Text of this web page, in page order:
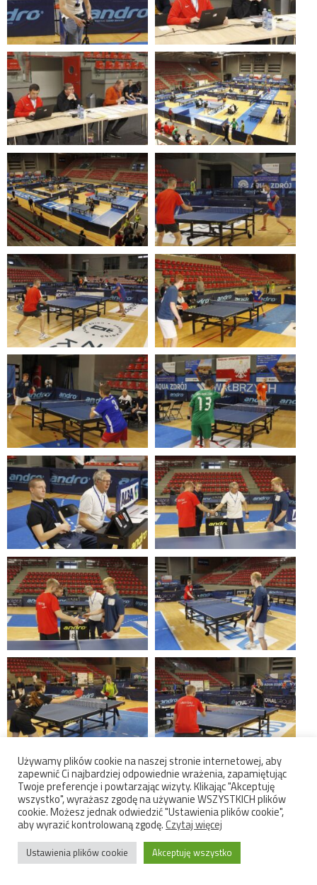
Używamy plików cookie na naszej stronie internetowej, aby
zapewnić Ci najbardziej odpowiednie wrażenia, zapamiętując
Twoje preferencje i powtarzając wizyty. Klikając "Akceptuję
wszystko", wyrażasz zgodę na używanie WSZYSTKICH plików
cookie. Możesz jednak odwiedzić "Ustawienia plików cookie",
aby wyrazić kontrolowaną zgodę.Czytaj więcej
Ustawienia plików cookie Akceptuję wszystko